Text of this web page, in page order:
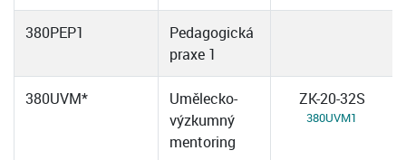
380PEP1
Pedagogická
praxe 1
380UVM*
Umělecko-
výzkumný
mentoring
ZK-20-32S
380UVM1